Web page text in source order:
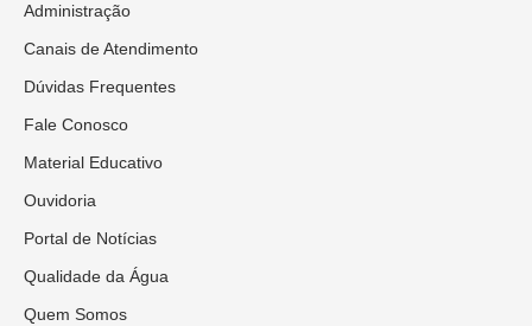
Administração
Canais de Atendimento
Dúvidas Frequentes
Fale Conosco
Material Educativo
Ouvidoria
Portal de Notícias
Qualidade da Água
Quem Somos